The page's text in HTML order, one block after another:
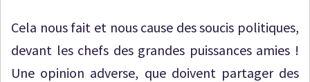
Cela nous fait et nous cause des soucis politiques,
devant les chefs des grandes puissances amies !
Une opinion adverse, que doivent partager des